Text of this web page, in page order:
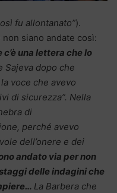
fu allontanato”).
siano andate così:
una lettera che lo
Sajeva dopo che
voce che avevo
di sicurezza”. Nella
di
perché avevo
dell’onere e dei
andato via per non
delle indagini che
La Barbera che